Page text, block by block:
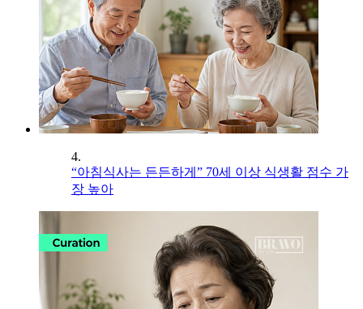
4.
“아침식사는 든든하게” 70세 이상 식생활 점수 가
장 높아